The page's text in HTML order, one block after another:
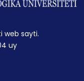
web sayti.
uy